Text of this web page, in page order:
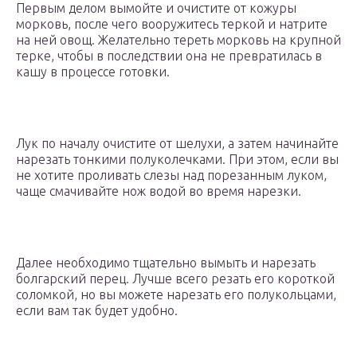
Первым делом вымойте и очистите от кожуры
морковь, после чего вооружитесь теркой и натрите
на ней овощ. Желательно тереть морковь на крупной
терке, чтобы в последствии она не превратилась в
кашу в процессе готовки.
Лук по началу очистите от шелухи, а затем начинайте
нарезать тонкими полуколечками. При этом, если вы
не хотите проливать слезы над порезанным луком,
чаще смачивайте нож водой во время нарезки.
Далее необходимо тщательно вымыть и нарезать
болгарский перец. Лучше всего резать его короткой
соломкой, но вы можете нарезать его полукольцами,
если вам так будет удобно.